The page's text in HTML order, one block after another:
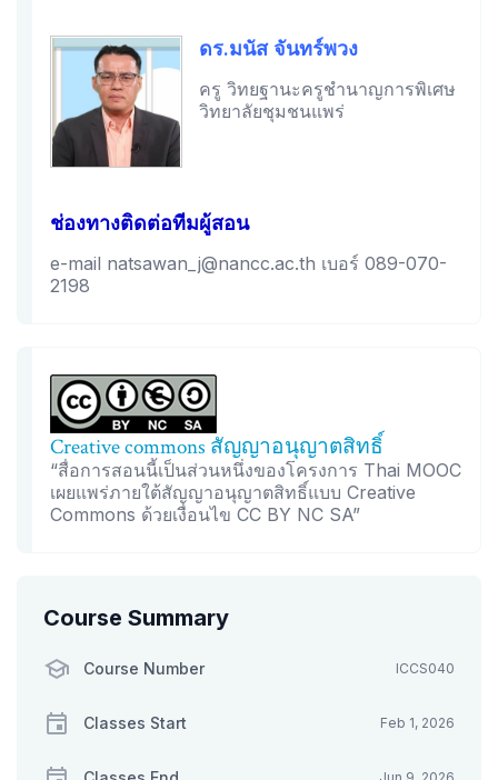
ดร.มนัส จันทร์พวง
ครู วิทยฐานะครูชำนาญการพิเศษ
วิทยาลัยชุมชนแพร่
ช่องทางติดต่อทีมผู้สอน
e-mail natsawan_j@nancc.ac.th เบอร์ 089-070-
2198
Creative commons สัญญาอนุญาตสิทธิ์
“สื่อการสอนนี้เป็นส่วนหนึ่งของโครงการ Thai MOOC
เผยแพร่ภายใต้สัญญาอนุญาตสิทธิ์แบบ Creative
Commons ด้วยเงื่อนไข CC BY NC SA”
Course Summary
Course Number ICCS040
Classes Start Feb 1, 2026